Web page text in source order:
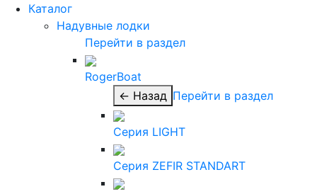
Каталог
Надувные лодки
Перейти в раздел
RogerBoat
← Назад Перейти в раздел
Серия LIGHT
Серия ZEFIR STANDART